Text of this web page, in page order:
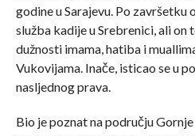
godine u Sarajevu. Po završetku
služba kadije u Srebrenici, ali on
dužnosti imama, hatiba i
Vukovijama. Inače, isticao se u
nasljednog prava.
Bio je poznat na području